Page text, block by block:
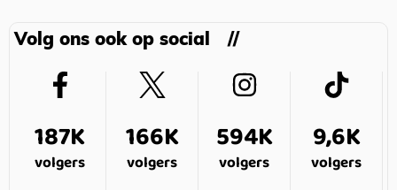
Volg ons ook op social
187K
volgers
166K
volgers
594K
volgers
9,6K
volgers